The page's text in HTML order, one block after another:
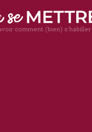
comment (bien) s'habiller